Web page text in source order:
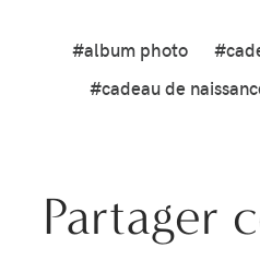
#album photo
#cadeau de
Partager